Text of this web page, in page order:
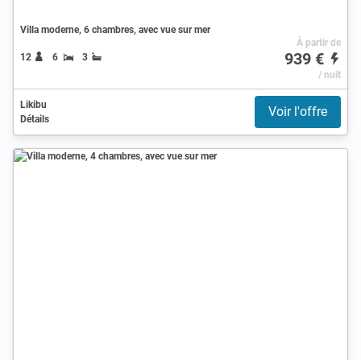
Villa moderne, 6 chambres, avec vue sur mer
12 6 3
À partir de
939 €
/ nuit
Likibu
Détails
Voir l'offre